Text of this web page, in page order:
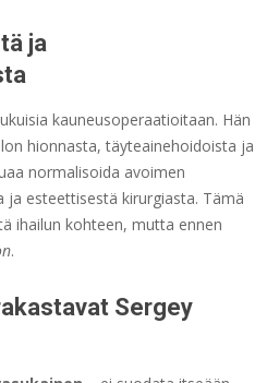
ja
kauneusoperaatioitaan. Hän
hionnasta, täyteainehoidoista ja
normalisoida avoimen
ja esteettisestä kirurgiasta. Tämä
ihailun kohteen, mutta ennen
.
Sergey